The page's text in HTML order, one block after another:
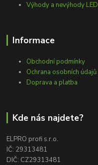
Výhody a nevýhody LED
Informace
Obchodní podmínky
Ochrana osobních údajů
Doprava a platba
Kde nás najdete?
ELPRO profi s.r.o.
IČ: 29313481
DIČ: CZ29313481